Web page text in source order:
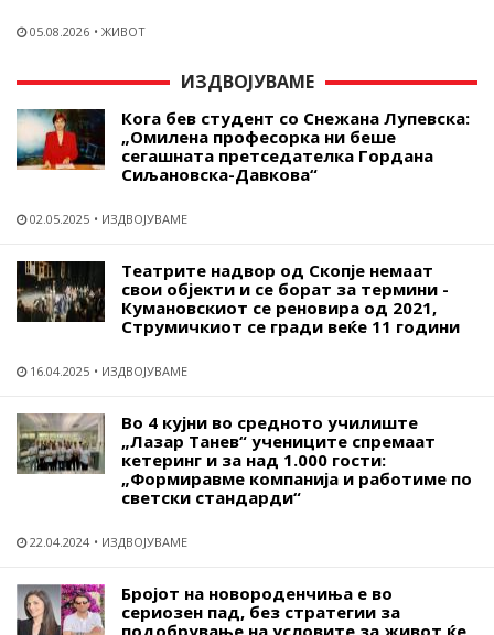
05.08.2026 ЖИВОТ
ИЗДВОЈУВАМЕ
Кога бев студент со Снежана Лупевска:
„Омилена професорка ни беше
сегашната претседателка Гордана
Сиљановска-Давкова“
02.05.2025 ИЗДВОЈУВАМЕ
Театрите надвор од Скопје немаат
свои објекти и се борат за термини -
Кумановскиот се реновира од 2021,
Струмичкиот се гради веќе 11 години
16.04.2025 ИЗДВОЈУВАМЕ
Во 4 кујни во средното училиште
„Лазар Танев“ учениците спремаат
кетеринг и за над 1.000 гости:
„Формиравме компанија и работиме по
светски стандарди“
22.04.2024 ИЗДВОЈУВАМЕ
Бројот на новороденчиња е во
сериозен пад, без стратегии за